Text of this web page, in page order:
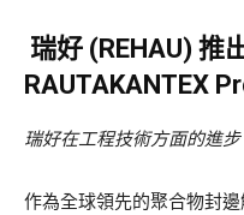
瑞好 (REHAU) 推
RAUTAKANTEX
瑞好在工程技術方面的進
作為全球領先的聚合物封